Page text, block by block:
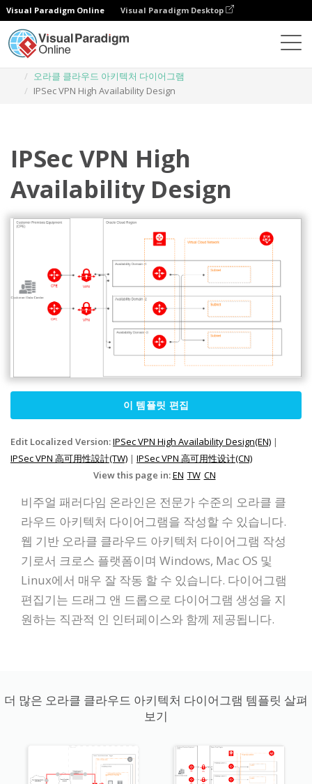
Visual Paradigm Online Visual Paradigm Desktop
오라클 클라우드 아키텍처 다이어그램
IPSec VPN High Availability Design
IPSec VPN High
Availability Design
이 템플릿 편집
Edit Localized Version:IPSec VPN High Availability Design(EN) |
IPSec VPN 高可用性設計(TW) | IPSec VPN 高可用性设计(CN)
View this page in:EN TW CN
비주얼 패러다임 온라인은 전문가 수준의 오라클 클
라우드 아키텍처 다이어그램을 작성할 수 있습니다.
웹 기반 오라클 클라우드 아키텍처 다이어그램 작성
기로서 크로스 플랫폼이며 Windows, Mac OS 및
Linux에서 매우 잘 작동 할 수 있습니다. 다이어그램
편집기는 드래그 앤 드롭으로 다이어그램 생성을 지
원하는 직관적 인 인터페이스와 함께 제공됩니다.
더 많은 오라클 클라우드 아키텍처 다이어그램 템플릿 살펴
보기